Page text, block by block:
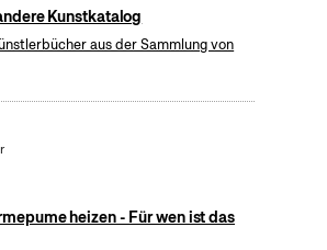
Kunstkatalog
aus der Sammlung von
heizen - Für wen ist das